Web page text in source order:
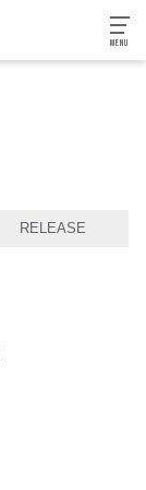
MENU
RELEASE